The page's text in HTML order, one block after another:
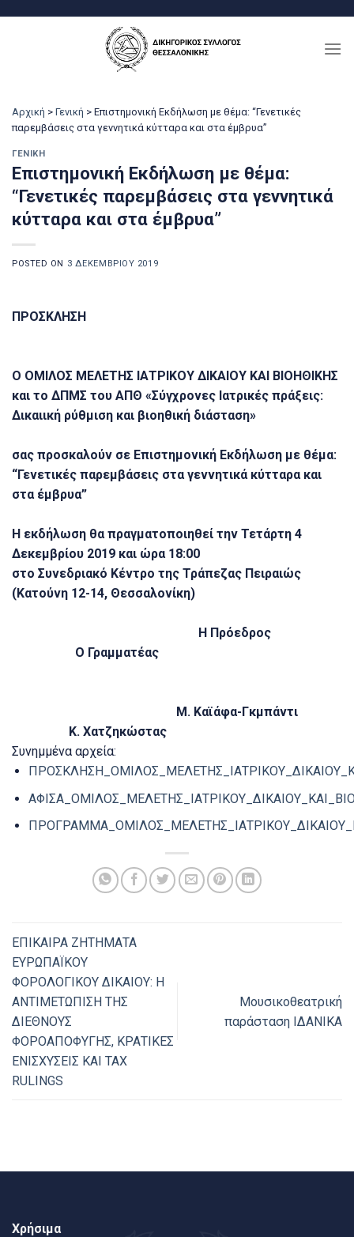
Αρχική > Γενική > Επιστημονική Εκδήλωση με θέμα: “Γενετικές
παρεμβάσεις στα γεννητικά κύτταρα και στα έμβρυα”
ΓΕΝΙΚΉ
Επιστημονική Εκδήλωση με θέμα:
“Γενετικές παρεμβάσεις στα γεννητικά
κύτταρα και στα έμβρυα”
POSTED ON 3 ΔΕΚΕΜΒΡΊΟΥ 2019
ΠΡΟΣΚΛΗΣΗ
Ο ΟΜΙΛΟΣ ΜΕΛΕΤΗΣ ΙΑΤΡΙΚΟΥ ΔΙΚΑΙΟΥ ΚΑΙ ΒΙΟΗΘΙΚΗΣ
και το ΔΠΜΣ του ΑΠΘ «Σύγχρονες Ιατρικές πράξεις:
Δικαιική ρύθμιση και βιοηθική διάσταση»
σας προσκαλούν σε Επιστημονική Εκδήλωση με θέμα:
“Γενετικές παρεμβάσεις στα γεννητικά κύτταρα και
στα έμβρυα”
Η εκδήλωση θα πραγματοποιηθεί την Τετάρτη 4
Δεκεμβρίου 2019 και ώρα 18:00
στο Συνεδριακό Κέντρο της Τράπεζας Πειραιώς
(Κατούνη 12-14, Θεσσαλονίκη)
Η Πρόεδρος
Ο Γραμματέας
Μ. Καϊάφα-Γκμπάντι
Κ. Χατζηκώστας
Συνημμένα αρχεία:
ΕΠΙΚΑΙΡΑ ΖΗΤΗΜΑΤΑ
ΕΥΡΩΠΑΪΚΟΥ
ΦΟΡΟΛΟΓΙΚΟΥ ΔΙΚΑΙΟΥ: Η
ΑΝΤΙΜΕΤΩΠΙΣΗ ΤΗΣ
ΔΙΕΘΝΟΥΣ
ΦΟΡΟΑΠΟΦΥΓΗΣ, ΚΡΑΤΙΚΕΣ
ΕΝΙΣΧΥΣΕΙΣ ΚΑΙ TAX
RULINGS
Μουσικοθεατρική
παράσταση ΙΔΑΝΙΚΑ
Χρήσιμα